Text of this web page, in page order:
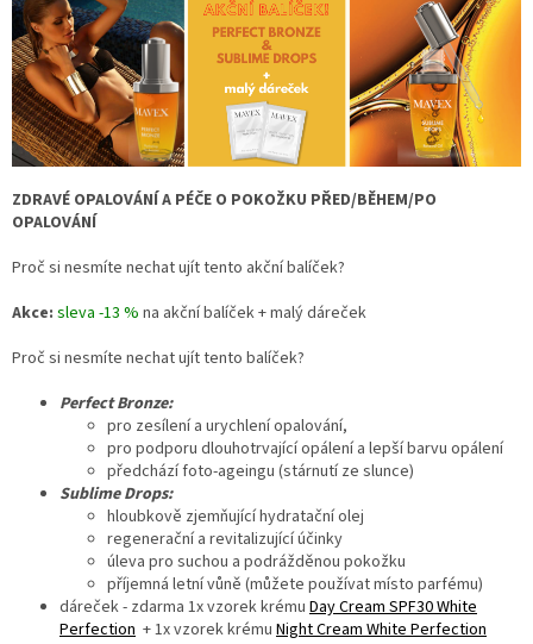
ZDRAVÉ OPALOVÁNÍ A PÉČE O POKOŽKU PŘED/BĚHEM/PO
OPALOVÁNÍ
Proč si nesmíte nechat ujít tento akční balíček?
Akce: sleva -13 % na akční balíček + malý dáreček
Proč si nesmíte nechat ujít tento balíček?
Perfect Bronze:
pro zesílení a urychlení opalování,
pro podporu dlouhotrvající opálení a lepší barvu opálení
předchází foto-ageingu (stárnutí ze slunce)
Sublime Drops:
hloubkově zjemňující hydratační olej
regenerační a revitalizující účinky
úleva pro suchou a podrážděnou pokožku
příjemná letní vůně (můžete používat místo parfému)
dáreček - zdarma 1x vzorek krému Day Cream SPF30 White
Perfection + 1x vzorek krému Night Cream White Perfection